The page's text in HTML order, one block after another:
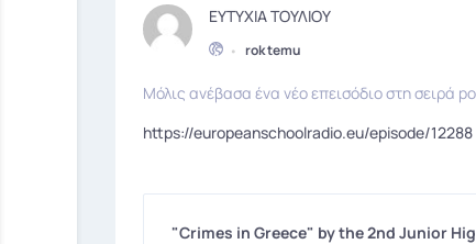
ΕΥΤΥΧΙΑ ΤΟΥΛΙΟΥ
• rok temu
Μόλις ανέβασα ένα νέο επεισόδιο στη σειρά
https://europeanschoolradio.eu/episode/12288
"Crimes in Greece" by the 2nd Junior